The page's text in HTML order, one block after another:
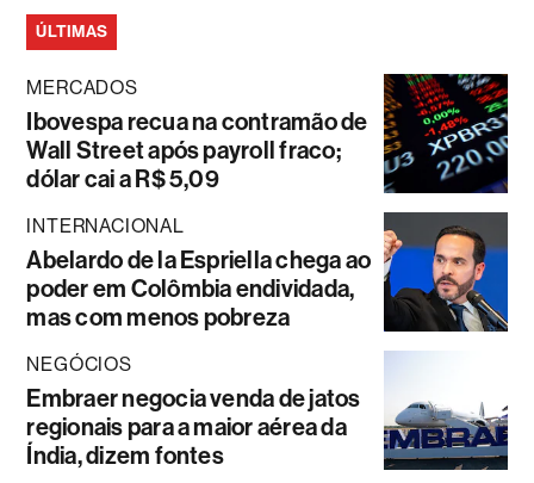
ÚLTIMAS
MERCADOS
Ibovespa recua na contramão de
Wall Street após payroll fraco;
dólar cai a R$ 5,09
INTERNACIONAL
Abelardo de la Espriella chega ao
poder em Colômbia endividada,
mas com menos pobreza
NEGÓCIOS
Embraer negocia venda de jatos
regionais para a maior aérea da
Índia, dizem fontes